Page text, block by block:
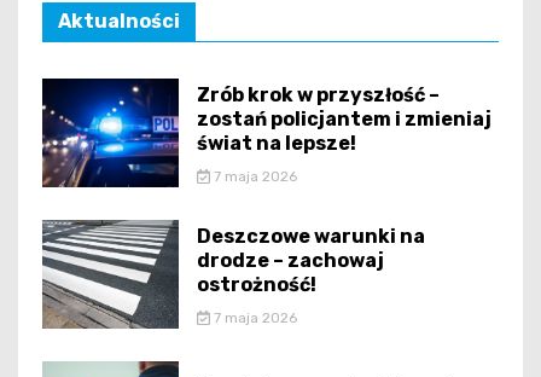
Aktualności
Zrób krok w przyszłość –
zostań policjantem i zmieniaj
świat na lepsze!
7 maja 2026
Deszczowe warunki na
drodze – zachowaj
ostrożność!
7 maja 2026